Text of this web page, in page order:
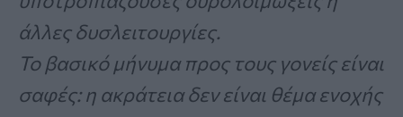
άλλες δυσλειτουργίες.
Το βασικό μήνυμα προς τους γονείς είναι
σαφές: η ακράτεια δεν είναι θέμα ενοχής